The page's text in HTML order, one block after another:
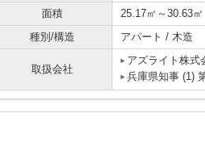
面積
25.17㎡～30.63㎡
種別/構造
アパート / 木造
取扱会社
アズライト株式
兵庫県知事 (1)